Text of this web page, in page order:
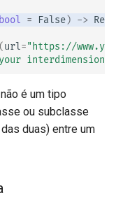
bool = False) ->
(url="https://
é um tipo
ou subclasse
duas) entre um